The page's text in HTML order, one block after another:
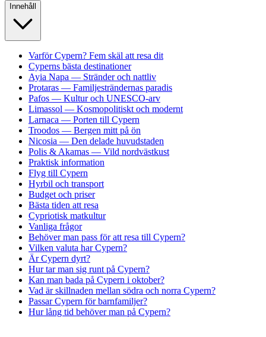
Innehåll
Varför Cypern? Fem skäl att resa dit
Cyperns bästa destinationer
Ayia Napa — Stränder och nattliv
Protaras — Familjesträndernas paradis
Pafos — Kultur och UNESCO-arv
Limassol — Kosmopolitiskt och modernt
Larnaca — Porten till Cypern
Troodos — Bergen mitt på ön
Nicosia — Den delade huvudstaden
Polis & Akamas — Vild nordvästkust
Praktisk information
Flyg till Cypern
Hyrbil och transport
Budget och priser
Bästa tiden att resa
Cypriotisk matkultur
Vanliga frågor
Behöver man pass för att resa till Cypern?
Vilken valuta har Cypern?
Är Cypern dyrt?
Hur tar man sig runt på Cypern?
Kan man bada på Cypern i oktober?
Vad är skillnaden mellan södra och norra Cypern?
Passar Cypern för barnfamiljer?
Hur lång tid behöver man på Cypern?